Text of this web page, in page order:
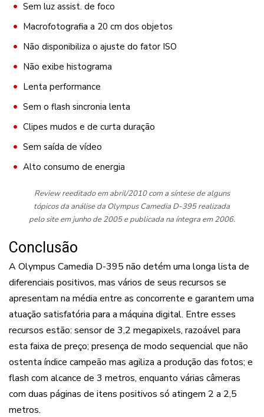
Sem luz assist. de foco
Macrofotografia a 20 cm dos objetos
Não disponibiliza o ajuste do fator ISO
Não exibe histograma
Lenta performance
Sem o flash sincronia lenta
Clipes mudos e de curta duração
Sem saída de vídeo
Alto consumo de energia
Review reeditado em abril/2010 com a síntese de alguns
tópicos da análise da Olympus Camedia D-395 realizada
pelo site em junho de 2005 e publicada na íntegra em 2006.
Conclusão
A Olympus Camedia D-395 não detém uma longa lista de
diferenciais positivos, mas vários de seus recursos se
apresentam na média entre as concorrente e garantem uma
atuação satisfatória para a máquina digital. Entre esses
recursos estão: sensor de 3,2 megapixels, razoável para
esta faixa de preço; presença de modo sequencial que não
ostenta índice campeão mas agiliza a produção das fotos; e
flash com alcance de 3 metros, enquanto várias câmeras
com duas páginas de itens positivos só atingem 2 a 2,5
metros.